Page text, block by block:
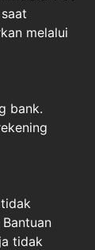
melalui
bank.
tidak